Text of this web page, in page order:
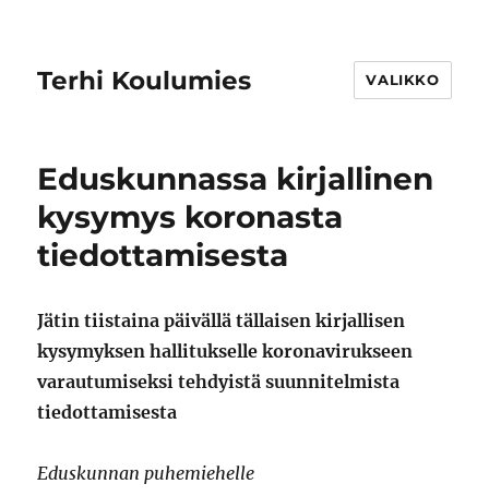
Terhi Koulumies VALIKKO
Eduskunnassa kirjallinen
kysymys koronasta
tiedottamisesta
Jätin tiistaina päivällä tällaisen kirjallisen
kysymyksen hallitukselle koronavirukseen
varautumiseksi tehdyistä suunnitelmista
tiedottamisesta
Eduskunnan puhemiehelle